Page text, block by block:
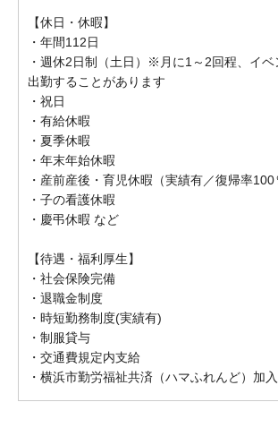
【休日・休暇】
・年間112日
・週休2日制（土日）※月に1～2回程、イベ
出勤することがあります
・祝日
・有給休暇
・夏季休暇
・年末年始休暇
・産前産後・育児休暇（実績有／復帰率100
・子の看護休暇
・慶弔休暇 など
【待遇・福利厚生】
・社会保険完備
・退職金制度
・時短勤務制度(実績有)
・制服貸与
・交通費規定内支給
・横浜市勤労福祉共済（ハマふれんど）加入